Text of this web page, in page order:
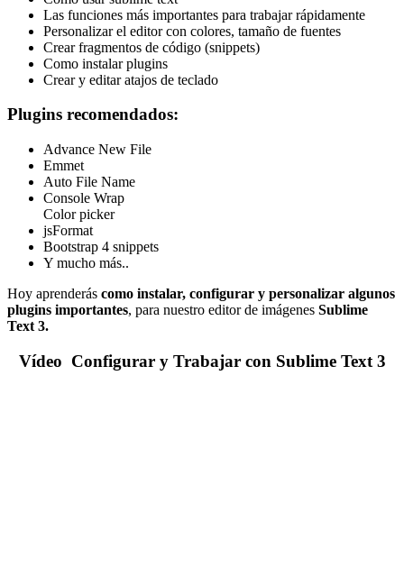
Las funciones más importantes para trabajar rápidamente
Personalizar el editor con colores, tamaño de fuentes
Crear fragmentos de código (snippets)
Como instalar plugins
Crear y editar atajos de teclado
Plugins recomendados:
Advance New File
Emmet
Auto File Name
Console Wrap
Color picker
jsFormat
Bootstrap 4 snippets
Y mucho más..
Hoy aprenderás como instalar, configurar y personalizar algunos
plugins importantes, para nuestro editor de imágenes Sublime
Text 3.
Vídeo Configurar y Trabajar con Sublime Text 3